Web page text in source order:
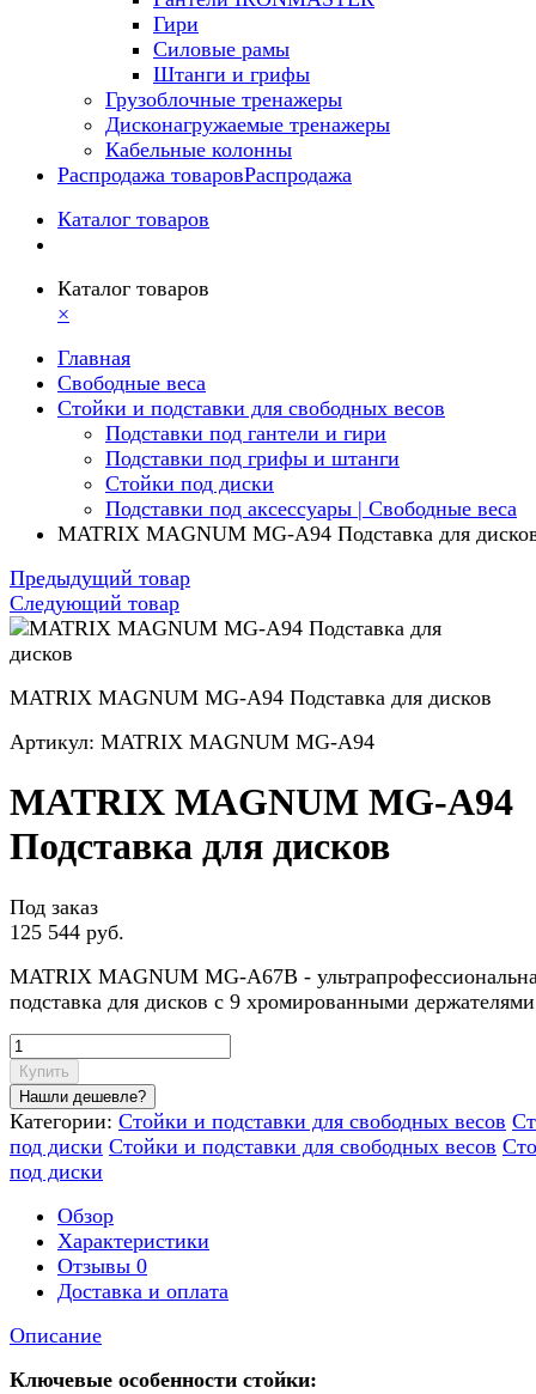
Гири
Силовые рамы
Штанги и грифы
Грузоблочные тренажеры
Дисконагружаемые тренажеры
Кабельные колонны
Распродажа товаровРаспродажа
Каталог товаров
Каталог товаров
×
Главная
Свободные веса
Стойки и подставки для свободных весов
Подставки под гантели и гири
Подставки под грифы и штанги
Стойки под диски
Подставки под аксессуары | Свободные веса
MATRIX MAGNUM MG-A94 Подставка для
Предыдущий товар
Следующий товар
MATRIX MAGNUM MG-A94 Подставка для дисков
Артикул: MATRIX MAGNUM MG-A94
MATRIX MAGNUM MG-A94
Подставка для дисков
Под заказ
125 544 руб.
MATRIX MAGNUM MG-A67B -
подставка для дисков с 9 хромированными
Купить
Категории: Стойки и подставки для свободных весов
под диски Стойки и подставки для свободных весов
под диски
Обзор
Характеристики
Отзывы 0
Доставка и оплата
Описание
Ключевые особенности стойки: